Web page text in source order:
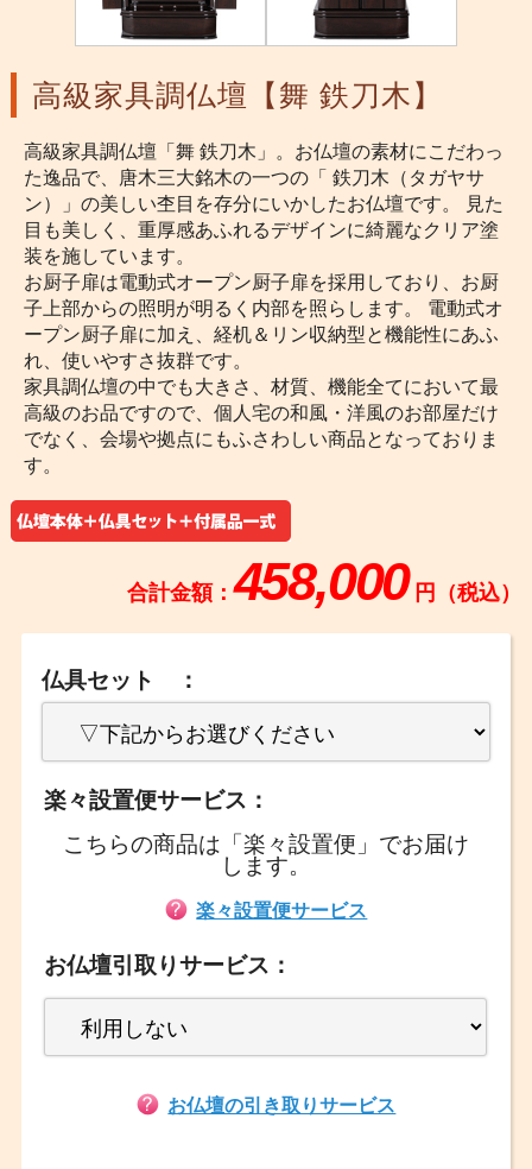
高級家具調仏壇【舞 鉄刀木】
高級家具調仏壇「舞 鉄刀木」。お仏壇の素材にこだわっ
た逸品で、唐木三大銘木の一つの「 鉄刀木（タガヤサ
ン）」の美しい杢目を存分にいかしたお仏壇です。 見た
目も美しく、重厚感あふれるデザインに綺麗なクリア塗
装を施しています。
お厨子扉は電動式オープン厨子扉を採用しており、お厨
子上部からの照明が明るく内部を照らします。 電動式オ
ープン厨子扉に加え、経机＆リン収納型と機能性にあふ
れ、使いやすさ抜群です。
家具調仏壇の中でも大きさ、材質、機能全てにおいて最
高級のお品ですので、個人宅の和風・洋風のお部屋だけ
でなく、会場や拠点にもふさわしい商品となっておりま
す。
合計金額：458,000 円（税込）
仏具セット ：
楽々設置便サービス：
こちらの商品は「楽々設置便」でお届け
します。
楽々設置便サービス
お仏壇引取りサービス：
お仏壇の引き取りサービス